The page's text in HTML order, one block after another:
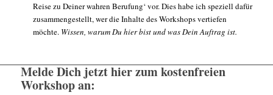
Reise zu Deiner wahren Berufung‘ vor. Dies habe ich speziell dafür
zusammengestellt, wer die Inhalte des Workshops vertiefen
möchte. Wissen, warum Du hier bist und was Dein Auftrag ist.
Melde Dich jetzt hier zum kostenfreien
Workshop an: